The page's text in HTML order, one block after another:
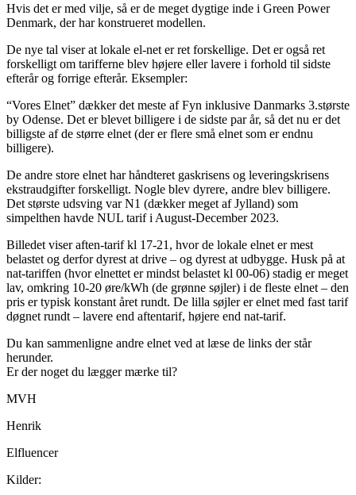
Hvis det er med vilje, så er de meget dygtige inde i Green Power
Denmark, der har konstrueret modellen.
De nye tal viser at lokale el-net er ret forskellige. Det er også ret
forskelligt om tarifferne blev højere eller lavere i forhold til sidste
efterår og forrige efterår. Eksempler:
“Vores Elnet” dækker det meste af Fyn inklusive Danmarks 3.største
by Odense. Det er blevet billigere i de sidste par år, så det nu er det
billigste af de større elnet (der er flere små elnet som er endnu
billigere).
De andre store elnet har håndteret gaskrisens og leveringskrisens
ekstraudgifter forskelligt. Nogle blev dyrere, andre blev billigere.
Det største udsving var N1 (dækker meget af Jylland) som
simpelthen havde NUL tarif i August-December 2023.
Billedet viser aften-tarif kl 17-21, hvor de lokale elnet er mest
belastet og derfor dyrest at drive – og dyrest at udbygge. Husk på at
nat-tariffen (hvor elnettet er mindst belastet kl 00-06) stadig er meget
lav, omkring 10-20 øre/kWh (de grønne søjler) i de fleste elnet – den
pris er typisk konstant året rundt. De lilla søjler er elnet med fast tarif
døgnet rundt – lavere end aftentarif, højere end nat-tarif.
Du kan sammenligne andre elnet ved at læse de links der står
herunder.
Er der noget du lægger mærke til?
MVH
Henrik
Elfluencer
Kilder: